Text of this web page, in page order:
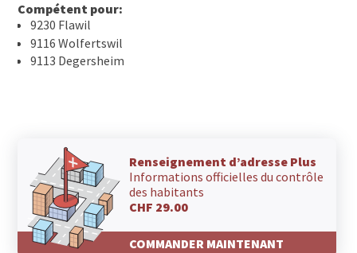
Compétent pour:
9230 Flawil
9116 Wolfertswil
9113 Degersheim
Renseignement d’adresse Plus
Informations officielles du contrôle
des habitants
CHF 29.00
COMMANDER MAINTENANT